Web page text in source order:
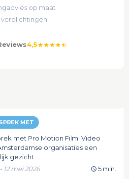
op maat
verplichtingen
4,5starstarstarstarstar_half
MET
met Pro Motion Film: Video
organisaties een
gezicht
12 mei 2026
5 min.